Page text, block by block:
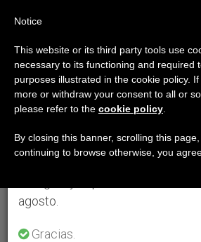
ETIQUETA
Posts
Tinto Con El
ÚLTIMAS NOTICIAS
Aviso importante
Del 27 de julio al 7 de agosto
anual, aprovechando que en el
se generan menos informaciones
agosto.
Gracias.
Notice
This website or its third party tools use
necessary to its functioning and required
purposes illustrated in the cookie policy.
more or withdraw your consent to all or
please refer to the cookie policy
By closing this banner, scrolling this
continuing to browse otherwise, you